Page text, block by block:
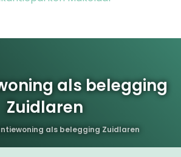
als belegging
Zuidlaren
als belegging Zuidlaren